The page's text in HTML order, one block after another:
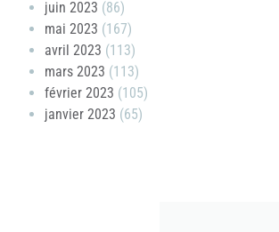
juin 2023 (86)
mai 2023 (167)
avril 2023 (113)
mars 2023 (113)
février 2023 (105)
janvier 2023 (65)